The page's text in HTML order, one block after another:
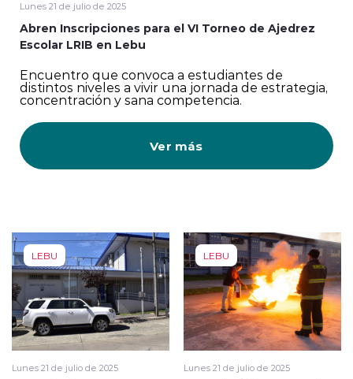
Lunes 21 de julio de 2025
Abren Inscripciones para el VI Torneo de Ajedrez
Escolar LRIB en Lebu
Encuentro que convoca a estudiantes de
distintos niveles a vivir una jornada de estrategia,
concentración y sana competencia.
Ver más
LEBU
Lunes 21 de julio de 2025
LEBU
Lunes 21 de julio de 2025